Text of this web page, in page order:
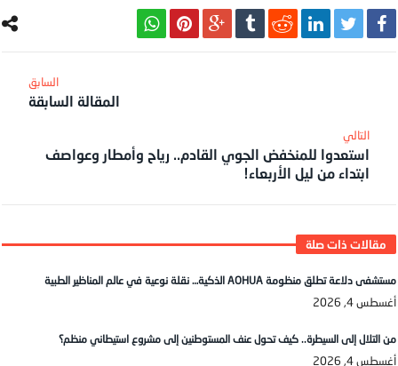
المقالة السابقة
‎التالي
استعدوا للمنخفض الجوي القادم.. رياح وأمطار وعواصف
ابتداء من ليل الأربعاء!
مستشفى دلاعة تطلق منظومة AOHUA الذكية… نقلة نوعية في عالم المناظير الطبية
أغسطس 4, 2026
من التلال إلى السيطرة.. كيف تحول عنف المستوطنين إلى مشروع استيطاني منظم؟
أغسطس 4, 2026